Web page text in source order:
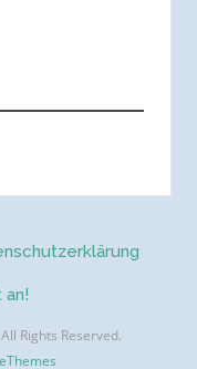
Rights Reserved.